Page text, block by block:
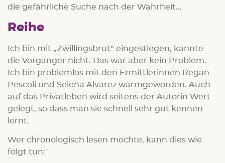
die gefährliche Suche nach der Wahrheit…
Reihe
Ich bin mit „Zwillingsbrut“ eingestiegen, kannte
die Vorgänger nicht. Das war aber kein Problem.
Ich bin problemlos mit den Ermittlerinnen Regan
Pescoli und Selena Alvarez warmgeworden. Auch
auf das Privatleben wird seitens der Autorin Wert
gelegt, so dass man sie schnell sehr gut kennen
lernt.
Wer chronologisch lesen möchte, kann dies wie
folgt tun: